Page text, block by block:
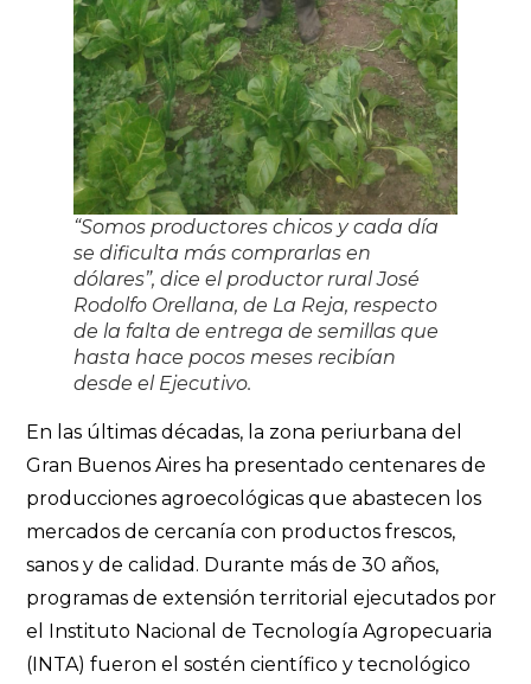
“Somos productores chicos y cada día
se dificulta más comprarlas en
dólares”, dice el productor rural José
Rodolfo Orellana, de La Reja, respecto
de la falta de entrega de semillas que
hasta hace pocos meses recibían
desde el Ejecutivo.
En las últimas décadas, la zona periurbana del
Gran Buenos Aires ha presentado centenares de
producciones agroecológicas que abastecen los
mercados de cercanía con productos frescos,
sanos y de calidad. Durante más de 30 años,
programas de extensión territorial ejecutados por
el Instituto Nacional de Tecnología Agropecuaria
(INTA) fueron el sostén científico y tecnológico